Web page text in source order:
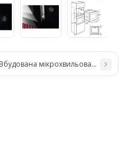
MBB1756SEB
Вбудована мікрохвильова піч AEG